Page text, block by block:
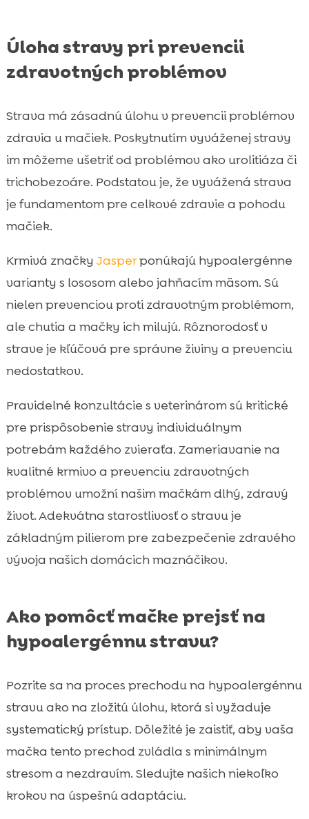
Úloha stravy pri prevencii
zdravotných problémov
Strava má zásadnú úlohu v prevencii problémov
zdravia u mačiek. Poskytnutím vyváženej stravy
im môžeme ušetriť od problémov ako urolitiáza či
trichobezoáre. Podstatou je, že vyvážená strava
je fundamentom pre celkové zdravie a pohodu
mačiek.
Krmivá značky Jasperponúkajú hypoalergénne
varianty s lososom alebo jahňacím mäsom. Sú
nielen prevenciou proti zdravotným problémom,
ale chutia a mačky ich milujú. Rôznorodosť v
strave je kľúčová pre správne živiny a prevenciu
nedostatkov.
Pravidelné konzultácie s veterinárom sú kritické
pre prispôsobenie stravy individuálnym
potrebám každého zvieraťa. Zameriavanie na
kvalitné krmivo a prevenciu zdravotných
problémov umožní našim mačkám dlhý, zdravý
život. Adekvátna starostlivosť o stravu je
základným pilierom pre zabezpečenie zdravého
vývoja našich domácich maznáčikov.
Ako pomôcť mačke prejsť na
hypoalergénnu stravu?
Pozrite sa na proces prechodu na hypoalergénnu
stravu ako na zložitú úlohu, ktorá si vyžaduje
systematický prístup. Dôležité je zaistiť, aby vaša
mačka tento prechod zvládla s minimálnym
stresom a nezdravím. Sledujte našich niekoľko
krokov na úspešnú adaptáciu.